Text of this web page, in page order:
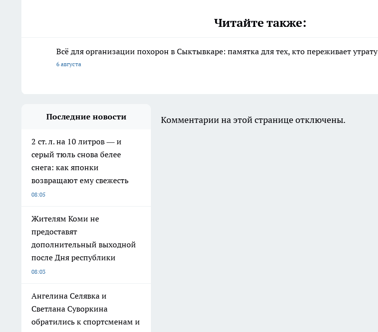
Читайте также:
Всё для организации похорон в Сыктывкаре: памятка для тех, кто переживает утрату
6 августа
Последние новости
2 ст. л. на 10 литров — и
серый тюль снова белее
снега: как японки
возвращают ему свежесть
08:05
Жителям Коми не
предоставят
дополнительный выходной
после Дня республики
08:03
Ангелина Селявка и
Светлана Суворкина
обратились к спортсменам и
Комментарии на этой странице отключены.